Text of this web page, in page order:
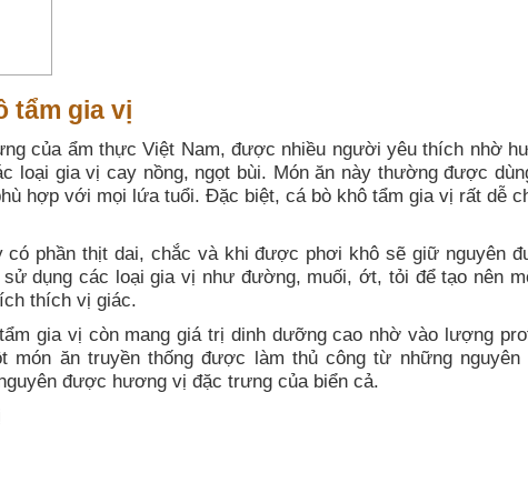
tẩm gia vị
của ẩm thực Việt Nam, được nhiều người yêu thích nhờ
loại gia vị cay nồng, ngọt bùi. Món ăn này thường được
hợp với mọi lứa tuổi. Đặc biệt, cá bò khô tẩm gia vị rất dễ
phần thịt dai, chắc và khi được phơi khô sẽ giữ nguyên
dụng các loại gia vị như đường, muối, ớt, tỏi để tạo nên
thích vị giác.
gia vị còn mang giá trị dinh dưỡng cao nhờ vào lượng
món ăn truyền thống được làm thủ công từ những nguyên
được hương vị đặc trưng của biển cả.